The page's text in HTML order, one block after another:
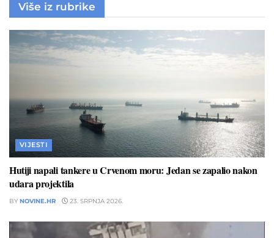
Više iz rubrike
VIJESTI
Hutiji napali tankere u Crvenom moru: Jedan se zapalio nakon
udara projektila
BY NOVINE.HR 23. SRPNJA 2026.